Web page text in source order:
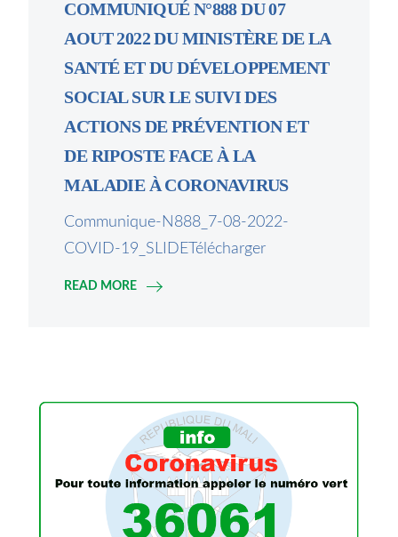
COMMUNIQUÉ N°888 DU 07
AOUT 2022 DU MINISTÈRE DE LA
SANTÉ ET DU DÉVELOPPEMENT
SOCIAL SUR LE SUIVI DES
ACTIONS DE PRÉVENTION ET
DE RIPOSTE FACE À LA
MALADIE À CORONAVIRUS
Communique-N888_7-08-2022-
COVID-19_SLIDETélécharger
READ MORE